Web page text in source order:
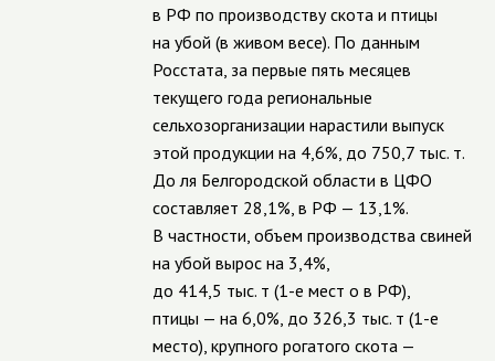
в РФ по производству скота и птицы
на убой (в живом весе). По данным
Росстата, за первые пять месяцев
текущего года региональные
сельхозорганизации нарастили выпуск
этой продукции на 4,6%, до 750,7 тыс. т.
До ля Белгородской области в ЦФО
составляет 28,1%, в РФ — 13,1%.
В частности, объем производства свиней
на убой вырос на 3,4%,
до 414,5 тыс. т (1-е мест о в РФ),
птицы — на 6,0%, до 326,3 тыс. т (1-е
место), крупного рогатого скота —